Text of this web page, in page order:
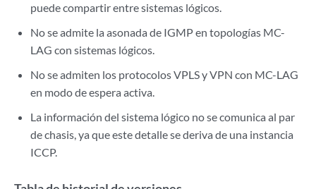
puede compartir entre sistemas lógicos.
No se admite la asonada de IGMP en topologías MC-
LAG con sistemas lógicos.
No se admiten los protocolos VPLS y VPN con MC-LAG
en modo de espera activa.
La información del sistema lógico no se comunica al par
de chasis, ya que este detalle se deriva de una instancia
ICCP.